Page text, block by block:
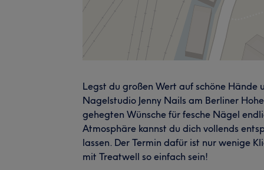
Legst du großen Wert auf schöne Hände
Nagelstudio Jenny Nails am Berliner
gehegten Wünsche für fesche Nägel
Atmosphäre kannst du dich vollends
lassen. Der Termin dafür ist nur wenige
mit Treatwell so einfach sein!